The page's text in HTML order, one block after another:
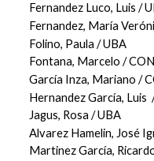
Fernandez Luco, Luis /
Fernandez, María
Folino, Paula / UBA
Fontana, Marcelo /
García Inza, Mariano /
Hernandez García, Luis
Jagus, Rosa / UBA
Alvarez Hamelin, José
Martinez García,